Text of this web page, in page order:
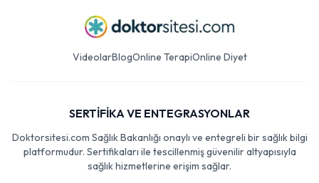
VideolarBlogOnline TerapiOnline Diyet
SERTİFİKA VE ENTEGRASYONLAR
Doktorsitesi.com Sağlık Bakanlığı onaylı ve entegreli bir sağlık bilgi
platformudur. Sertifikaları ile tescillenmiş güvenilir altyapısıyla
sağlık hizmetlerine erişim sağlar.